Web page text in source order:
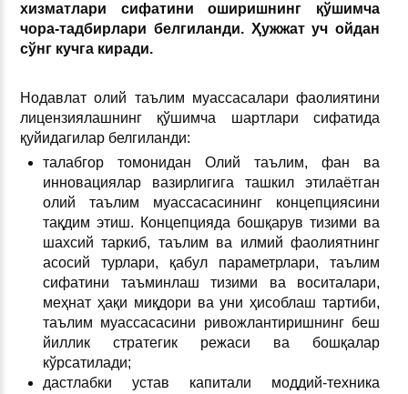
хизматлари сифатини оширишнинг қўшимча
чора-тадбирлари белгиланди. Ҳужжат уч ойдан
сўнг кучга киради.
Нодавлат олий таълим муассасалари фаолиятини
лицензиялашнинг қўшимча шартлари сифатида
қуйидагилар белгиланди:
талабгор томонидан Олий таълим, фан ва
инновациялар вазирлигига ташкил этилаётган
олий таълим муассасасининг концепциясини
тақдим этиш. Концепцияда бошқарув тизими ва
шахсий таркиб, таълим ва илмий фаолиятнинг
асосий турлари, қабул параметрлари, таълим
сифатини таъминлаш тизими ва воситалари,
меҳнат ҳақи миқдори ва уни ҳисоблаш тартиби,
таълим муассасасини ривожлантиришнинг беш
йиллик стратегик режаси ва бошқалар
кўрсатилади;
дастлабки устав капитали моддий-техника